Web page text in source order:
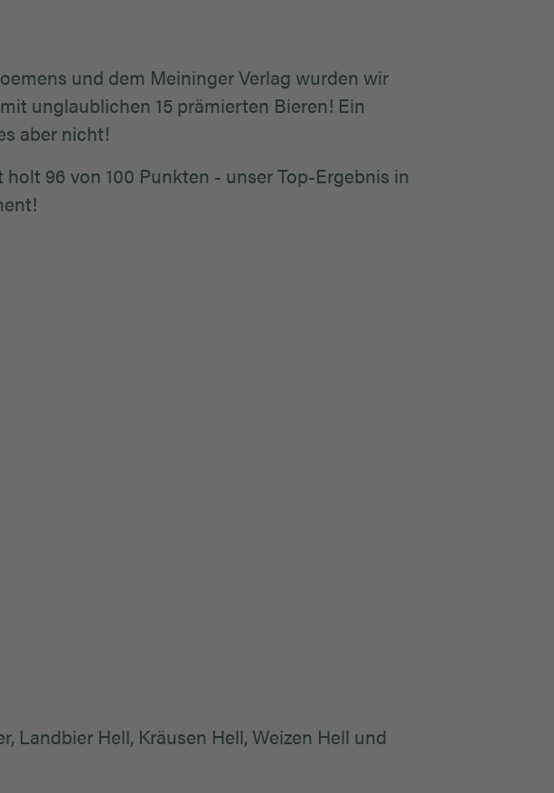
und dem Meininger Verlag wurden wir
unglaublichen 15 prämierten Bieren! Ein
aber nicht!
96 von 100 Punkten - unser Top-Ergebnis in
Landbier Hell, Kräusen Hell, Weizen Hell und